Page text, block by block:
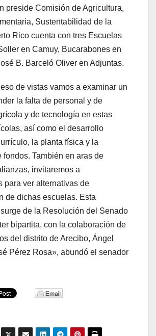
preside Comisión de Agricultura,
Sustentabilidad de la
Rico cuenta con tres Escuelas
en Camuy, Bucarabones en
B. Barceló Oliver en Adjuntas.
de vistas vamos a examinar un
la falta de personal y de
y de tecnología en estas
así como el desarrollo
la planta física y la
fondos. También en aras de
invitaremos a
para ver alternativas de
de dichas escuelas. Esta
de la Resolución del Senado
bipartita, con la colaboración de
del distrito de Arecibo, Ángel
Pérez Rosa», abundó el senador